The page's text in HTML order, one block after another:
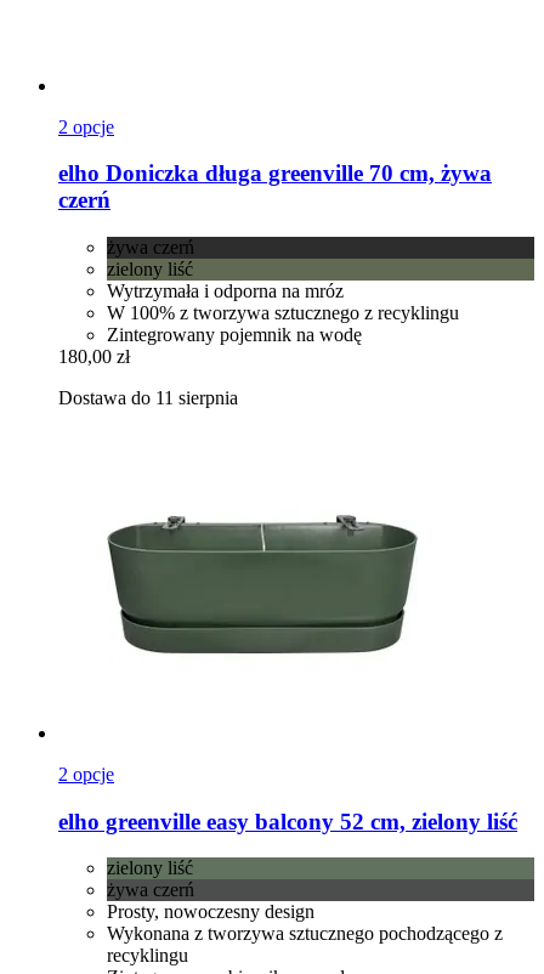
2 opcje
elho Doniczka długa greenville 70 cm, żywa
czerń
żywa czerń
zielony liść
Wytrzymała i odporna na mróz
W 100% z tworzywa sztucznego z recyklingu
Zintegrowany pojemnik na wodę
180,00 zł
Dostawa do 11 sierpnia
2 opcje
elho greenville easy balcony 52 cm, zielony liść
zielony liść
żywa czerń
Prosty, nowoczesny design
Wykonana z tworzywa sztucznego pochodzącego z
recyklingu